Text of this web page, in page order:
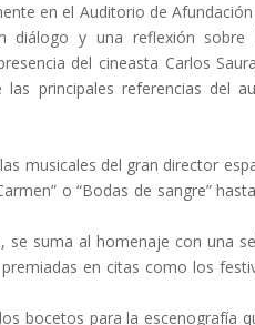
en el Auditorio de
diálogo y una reflexión
del cineasta Carlos
principales referencias del
musicales del gran director
o “Bodas de sangre”
se suma al homenaje con una
en citas como los
bocetos para la escenografía